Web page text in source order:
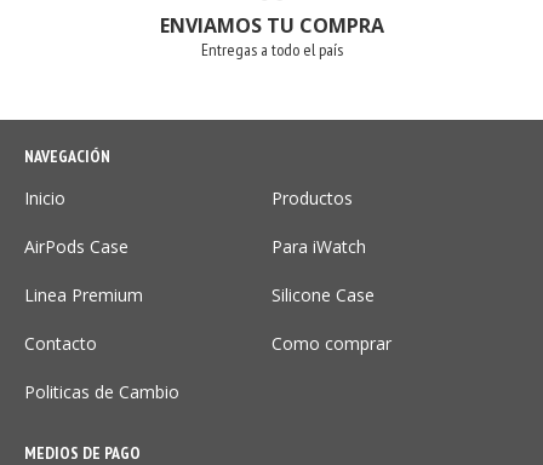
ENVIAMOS TU COMPRA
Entregas a todo el país
NAVEGACIÓN
Inicio Productos
AirPods Case Para iWatch
Linea Premium Silicone Case
Contacto Como comprar
Politicas de Cambio
MEDIOS DE PAGO